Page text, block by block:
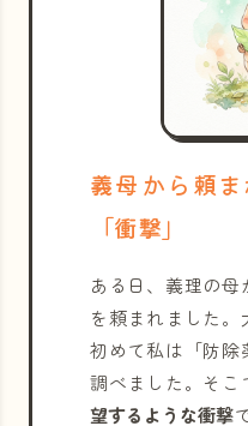
義母から頼
「衝撃」
ある日、義理の
を頼まれました。
初めて私は「防除
調べました。そこ
望するような衝撃